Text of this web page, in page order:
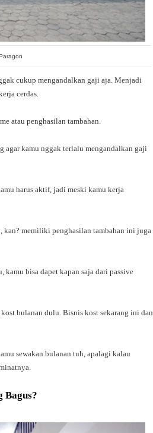
cukup mengandalkan gaji aja. Menjadi
cerdas.
atau penghasilan tambahan.
agar kamu nggak terlalu mengandalkan gaji
harus aktif, jadi meski kamu kerja
kan? memiliki penghasilan tambahan ini juga
bisa dapet kapan saja dari passive
bulanan dulu. Bisnis kost sekarang ini dan
sewakan bulanan tuh, apalagi kalau
Bagus?